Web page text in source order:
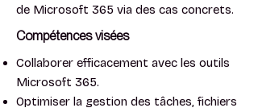
de Microsoft 365 via des cas concrets.
Compétences visées
Collaborer efficacement avec les outils
Microsoft 365.
Optimiser la gestion des tâches, fichiers